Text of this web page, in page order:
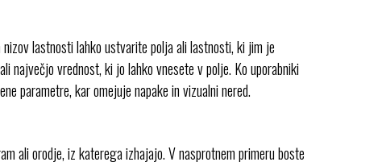
lastnosti lahko ustvarite polja ali lastnosti, ki jim je
največjo vrednost, ki jo lahko vnesete v polje. Ko uporabniki
parametre, kar omejuje napake in vizualni nered.
ali orodje, iz katerega izhajajo. V nasprotnem primeru boste